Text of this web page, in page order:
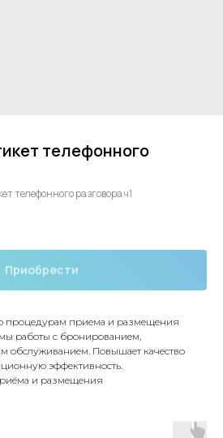
телефонного
телефонного разговора ч1
Приобрести
процедурам приема и размещения
работы с бронированием,
обслуживанием. Повышает качество
эффективность.
и размещения